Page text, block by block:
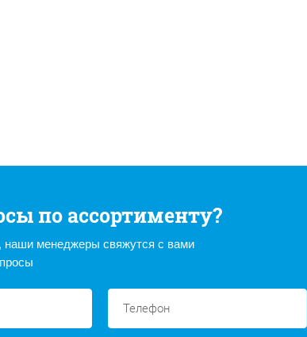
по ассортименту?
наши менеджеры свяжутся с вами